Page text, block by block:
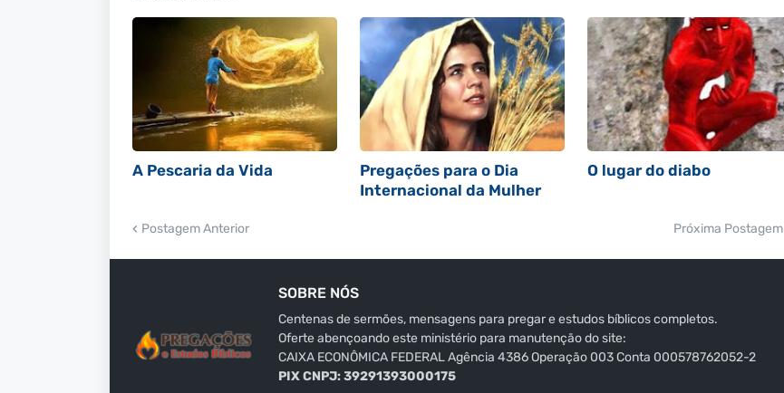
A Pescaria da Vida
Pregações para o Dia
Internacional da Mulher
O lugar do diabo
Postagem Anterior Próxima Postagem
SOBRE NÓS
Centenas de sermões, mensagens para pregar e estudos bíblicos completos.
Oferte abençoando este ministério para manutenção do site:
CAIXA ECONÔMICA FEDERAL Agência 4386 Operação 003 Conta 000578762052-2
PIX CNPJ: 39291393000175